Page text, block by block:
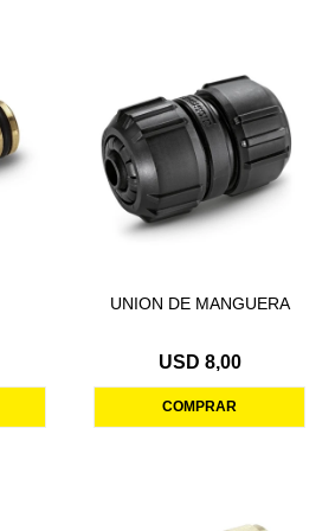
UNION DE MANGUERA
USD 8,00